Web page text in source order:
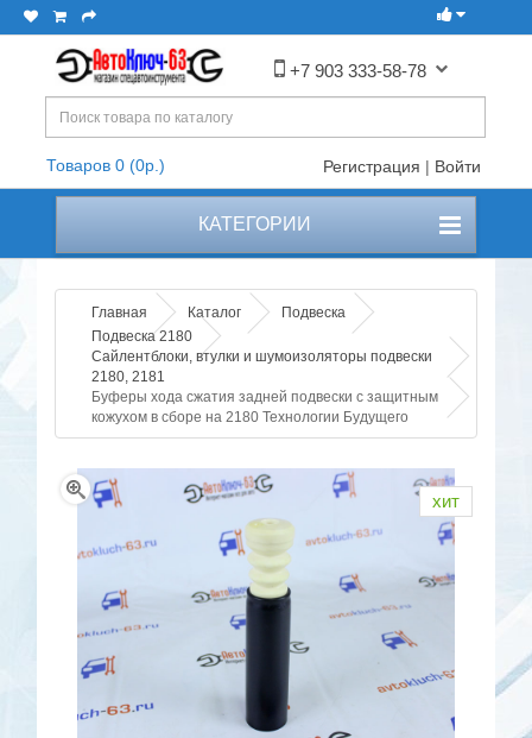
+7 903 333-58-78
Товаров 0 (0р.) Регистрация | Войти
КАТЕГОРИИ
Главная Каталог
Подвеска
Подвеска 2180
Сайлентблоки, втулки и шумоизоляторы подвески
2180, 2181
Буферы хода сжатия задней подвески с защитным
кожухом в сборе на 2180 Технологии Будущего
хит